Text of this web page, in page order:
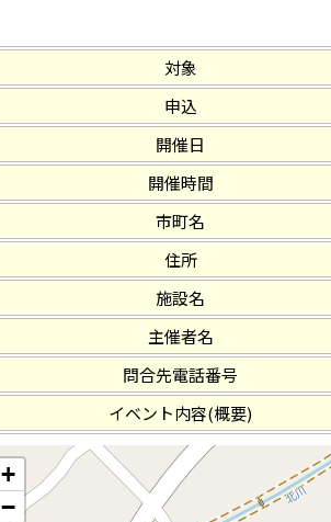
対象
申込
開催日
開催時間
市町名
住所
施設名
主催者名
問合先電話番号
イベント内容(概要)
+
−